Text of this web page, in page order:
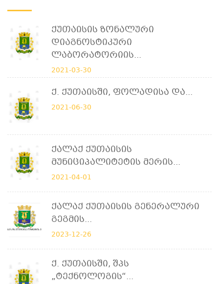
Ქუთაისის Ზონალური
Დიაგნოსტიკური
Ლაბორატორიის...
2021-03-30
Ქ. Ქუთაისში, Ფოლადისა Და...
2021-06-30
Ქალაქ Ქუთაისის
Მუნიციპალიტეტის Მერის...
2021-04-01
Ქალაქ Ქუთაისის Გენერალური
Გეგმის...
2023-12-26
Ქ. Ქუთაისში, Შპს
„ტექნოლოგის“...